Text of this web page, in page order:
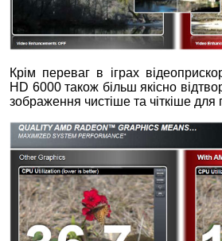
Крім переваг в іграх
HD 6000 також більш якісно
зображення чистіше та чіткіше для